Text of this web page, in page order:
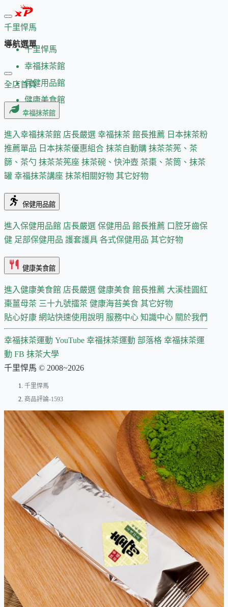
千里悍馬
千里悍馬
幸福抹茶館
保健用品館
健康美食館
導航選單
全店首頁
幸福抹茶館
進入幸福抹茶館 店長嚴選 幸福抹茶 館長推薦 日本抹茶粉
推薦單品 日本抹茶優惠組合 抹茶自動購 抹茶茶筅、茶
篩、茶勺 抹茶茶筅座 抹茶碗、快沖壺 茶棗、茶筒、抹茶
罐 幸福抹茶講座 抹茶相關好物 其它好物
保健用品館
進入保健用品館 店長嚴選 保健用品 館長推薦 口腔牙齒保
健 足部保健用品 護套護具 各式保健用品 其它好物
健康美食館
進入健康美食館 店長嚴選 健康美食 館長推薦 大溪桂圓紅
棗薑母茶 三十九號擂茶 健康海苔美食 其它好物
貼心好康 網站快速使用說明 服務中心 知識中心 關於我們
幸福抹茶運動 YouTube 幸福抹茶運動 部落格 幸福抹茶運
動 FB 抹茶大學
千里悍馬 © 2008~2026
千里悍馬
商品評論-1593